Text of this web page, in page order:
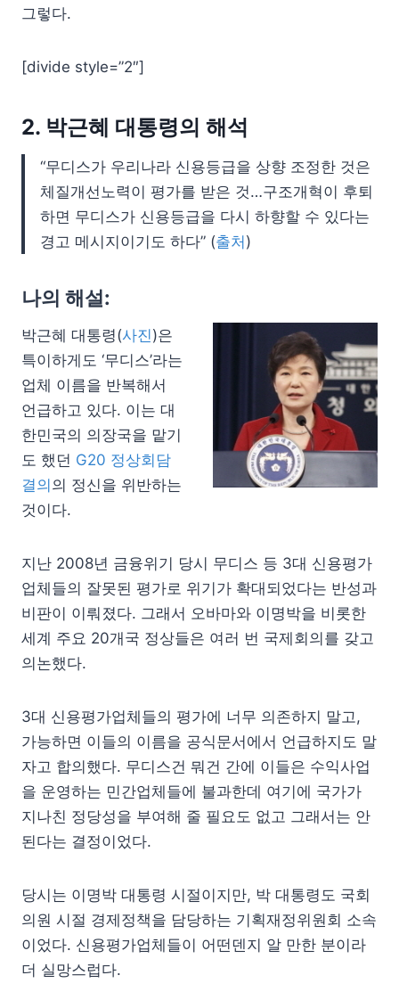
그렇다.
[divide style=”2″]
2. 박근혜 대통령의 해석
“무디스가 우리나라 신용등급을 상향 조정한 것은
체질개선노력이 평가를 받은 것…구조개혁이 후퇴
하면 무디스가 신용등급을 다시 하향할 수 있다는
경고 메시지이기도 하다” (출처 )
나의 해설:
박근혜 대통령(사진)은
특이하게도 ‘무디스’라는
업체 이름을 반복해서
언급하고 있다. 이는 대
한민국의 의장국을 맡기
도 했던 G20 정상회담
결의 의 정신을 위반하는
것이다.
지난 2008년 금융위기 당시 무디스 등 3대 신용평가
업체들의 잘못된 평가로 위기가 확대되었다는 반성과
비판이 이뤄졌다. 그래서 오바마와 이명박을 비롯한
세계 주요 20개국 정상들은 여러 번 국제회의를 갖고
의논했다.
3대 신용평가업체들의 평가에 너무 의존하지 말고,
가능하면 이들의 이름을 공식문서에서 언급하지도 말
자고 합의했다. 무디스건 뭐건 간에 이들은 수익사업
을 운영하는 민간업체들에 불과한데 여기에 국가가
지나친 정당성을 부여해 줄 필요도 없고 그래서는 안
된다는 결정이었다.
당시는 이명박 대통령 시절이지만, 박 대통령도 국회
의원 시절 경제정책을 담당하는 기획재정위원회 소속
이었다. 신용평가업체들이 어떤덴지 알 만한 분이라
더 실망스럽다.